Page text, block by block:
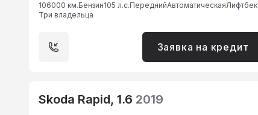
106000 км.Бензин105 л.с.ПереднийАвтоматическаяЛифтбек
Три владельца
Заявка на кредит
Skoda Rapid, 1.6 2019